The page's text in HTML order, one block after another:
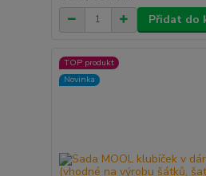
Přidat do
TOP produkt
Novinka